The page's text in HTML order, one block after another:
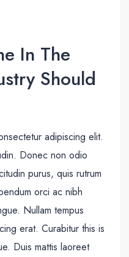
In The
Should
adipiscing elit.
Donec non odio
purus, quis rutrum
orci ac nibh
Nullam tempus
erat. Curabitur this is
Duis mattis laoreet